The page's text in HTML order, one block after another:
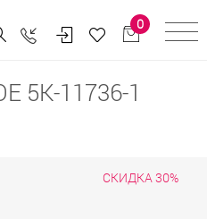
0
5К-11736-1
СКИДКА 30%